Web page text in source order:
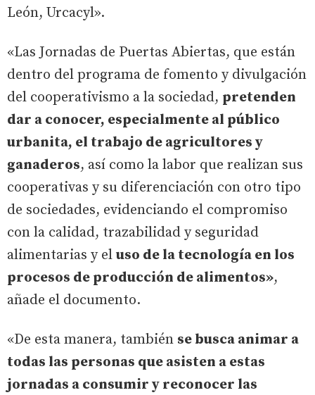
León, Urcacyl».
«Las Jornadas de Puertas Abiertas, que están
dentro del programa de fomento y divulgación
del cooperativismo a la sociedad, pretenden
dar a conocer, especialmente al público
urbanita, el trabajo de agricultores y
ganaderos, así como la labor que realizan sus
cooperativas y su diferenciación con otro tipo
de sociedades, evidenciando el compromiso
con la calidad, trazabilidad y seguridad
alimentarias y el uso de la tecnología en los
procesos de producción de alimentos»,
añade el documento.
«De esta manera, también se busca animar a
todas las personas que asisten a estas
jornadas a consumir y reconocer las